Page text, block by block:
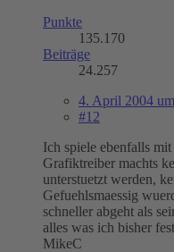
Punkte
135.170
Beiträge
24.257
4. April 2004
#12
Ich spiele ebenfalls
Grafiktreiber machts
unterstuetzt werden,
Gefuehlsmaessig
schneller abgeht als
alles was ich bisher
MikeC